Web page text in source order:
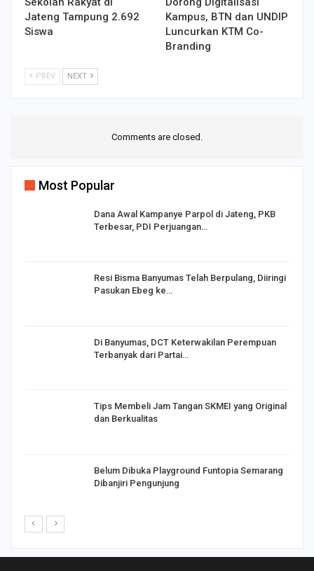
Jateng Tampung 2.692
Siswa
Kampus, BTN dan UNDIP
Luncurkan KTM Co-
Branding
PREV NEXT
Comments are closed.
Most Popular
Dana Awal Kampanye Parpol di Jateng, PKB
Terbesar, PDI Perjuangan…
Resi Bisma Banyumas Telah Berpulang, Diiringi
Pasukan Ebeg ke…
Di Banyumas, DCT Keterwakilan Perempuan
Terbanyak dari Partai…
Tips Membeli Jam Tangan SKMEI yang Original
dan Berkualitas
Belum Dibuka Playground Funtopia Semarang
Dibanjiri Pengunjung